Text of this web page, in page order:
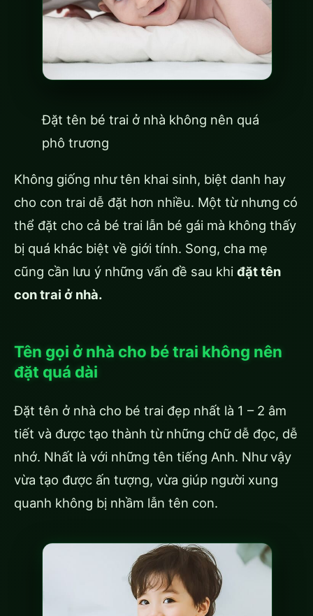
Đặt tên bé trai ở nhà không nên quá
phô trương
Không giống như tên khai sinh, biệt danh hay
cho con trai dễ đặt hơn nhiều. Một từ nhưng có
thể đặt cho cả bé trai lẫn bé gái mà không thấy
bị quá khác biệt về giới tính. Song, cha mẹ
cũng cần lưu ý những vấn đề sau khi đặt tên
con trai ở nhà.
Tên gọi ở nhà cho bé trai không nên
đặt quá dài
Đặt tên ở nhà cho bé trai đẹp nhất là 1 – 2 âm
tiết và được tạo thành từ những chữ dễ đọc, dễ
nhớ. Nhất là với những tên tiếng Anh. Như vậy
vừa tạo được ấn tượng, vừa giúp người xung
quanh không bị nhầm lẫn tên con.